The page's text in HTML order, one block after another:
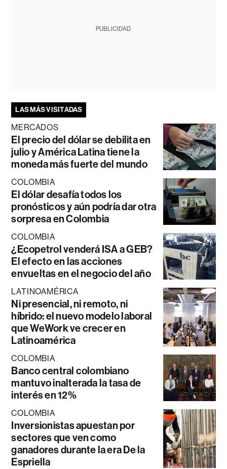
PUBLICIDAD
LAS MÁS VISITADAS
MERCADOS
El precio del dólar se debilita en
julio y América Latina tiene la
moneda más fuerte del mundo
COLOMBIA
El dólar desafía todos los
pronósticos y aún podría dar otra
sorpresa en Colombia
COLOMBIA
¿Ecopetrol venderá ISA a GEB?
El efecto en las acciones
envueltas en el negocio del año
LATINOAMÉRICA
Ni presencial, ni remoto, ni
híbrido: el nuevo modelo laboral
que WeWork ve crecer en
Latinoamérica
COLOMBIA
Banco central colombiano
mantuvo inalterada la tasa de
interés en 12%
COLOMBIA
Inversionistas apuestan por
sectores que ven como
ganadores durante la era De la
Espriella